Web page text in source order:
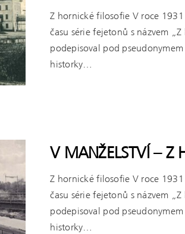
Z hornické filosofie V roce
času série fejetonů s názvem
podepisoval pod
historky…
V MANŽELSTVÍ – Z
Z hornické filosofie V roce
času série fejetonů s názvem
podepisoval pod
historky…